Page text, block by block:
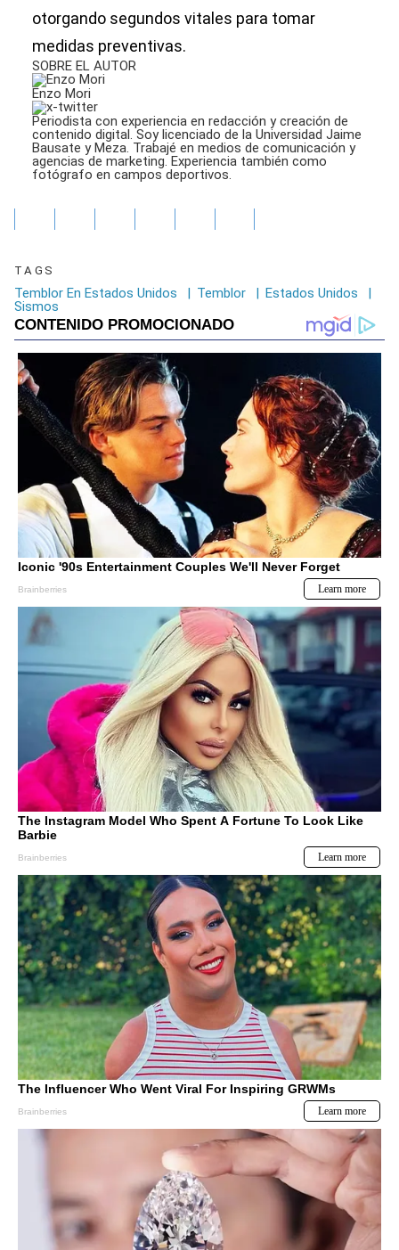
otorgando segundos vitales para tomar
medidas preventivas.
SOBRE EL AUTOR
Enzo Mori
Periodista con experiencia en redacción y creación de
contenido digital. Soy licenciado de la Universidad Jaime
Bausate y Meza. Trabajé en medios de comunicación y
agencias de marketing. Experiencia también como
fotógrafo en campos deportivos.
TAGS
Temblor En Estados Unidos | Temblor | Estados Unidos
|
Sismos